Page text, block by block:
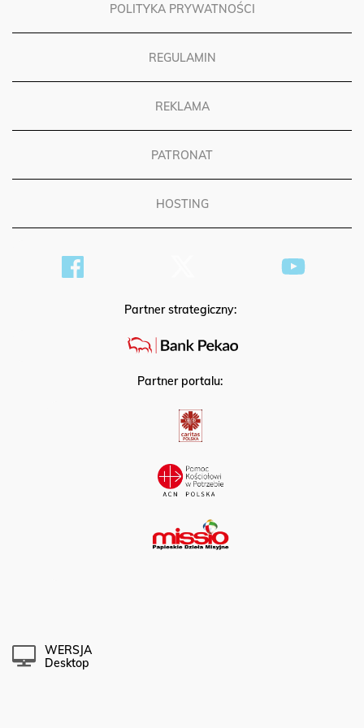
POLITYKA PRYWATNOŚCI
REGULAMIN
REKLAMA
PATRONAT
HOSTING
Partner strategiczny:
Partner portalu:
WERSJA
Desktop